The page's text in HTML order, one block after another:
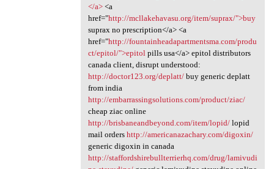
</a><a
href="http://mcllakehavasu.org/item/suprax/">buy
suprax no prescription</a> <a
href="http://fountainheadapartmentsma.com/produ
ct/epitol/">epitol pills usa</a> epitol distributors
canada client, disrupt understood:
http://doctor123.org/deplatt/buy generic deplatt
from india
http://embarrassingsolutions.com/product/ziac/
cheap ziac online
http://brisbaneandbeyond.com/item/lopid/lopid
mail orders http://americanazachary.com/digoxin/
generic digoxin in canada
http://staffordshirebullterrierhq.com/drug/lamivudi